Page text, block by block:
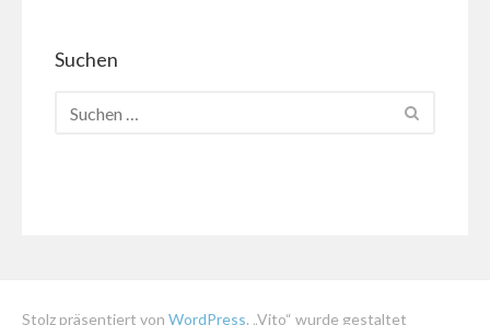
Suchen
Stolz präsentiert von WordPress. „Vito“ wurde gestaltet